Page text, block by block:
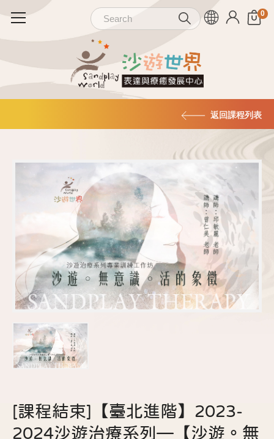
返回課程列表
[課程結束]【臺北進階】2023-
2024沙遊治療系列—【沙遊。無